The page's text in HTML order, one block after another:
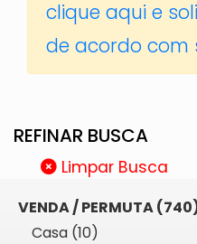
clique aqui e
de acordo com
REFINAR BUSCA
Limpar Busca
VENDA / PERMUTA
Casa (10)